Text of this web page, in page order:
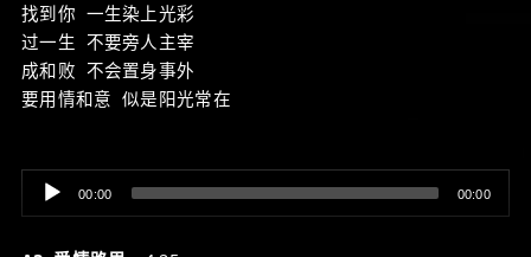
找到你 一生染上光彩
过一生 不要旁人主宰
成和败 不会置身事外
要用情和意 似是阳光常在
Audio
Player
00:00 00:00